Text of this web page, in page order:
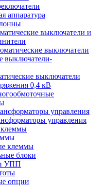
аппаратура
выключатели и
выключатели
выключатели
0,4 кВ
управления
управления
клеммы
клеммы
блоки
и УПП
опции